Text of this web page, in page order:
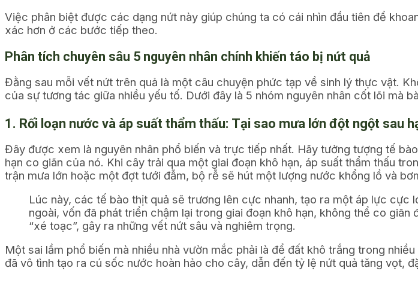
Việc phân biệt được các dạng nứt này giúp chúng ta có cái nhìn đầu tiên để
xác hơn ở các bước tiếp theo.
Phân tích chuyên sâu 5 nguyên nhân chính khiến táo bị nứt quả
Đằng sau mỗi vết nứt trên quả là một câu chuyện phức tạp về sinh lý thực vật.
của sự tương tác giữa nhiều yếu tố. Dưới đây là 5 nhóm nguyên nhân cốt lõi mà
1. Rối loạn nước và áp suất thẩm thấu: Tại sao mưa lớn đột ngột sau
Đây được xem là nguyên nhân phổ biến và trực tiếp nhất. Hãy tưởng tượng tế
hạn co giãn của nó. Khi cây trải qua một giai đoạn khô hạn, áp suất thẩm thấu
trận mưa lớn hoặc một đợt tưới đẫm, bộ rễ sẽ hút một lượng nước khổng lồ và
Lúc này, các tế bào thịt quả sẽ trương lên cực nhanh, tạo ra một áp lực cực
ngoài, vốn đã phát triển chậm lại trong giai đoạn khô hạn, không thể co
“xé toạc”, gây ra những vết nứt sâu và nghiêm trọng.
Một sai lầm phổ biến mà nhiều nhà vườn mắc phải là để đất khô trắng trong
đã vô tình tạo ra cú sốc nước hoàn hảo cho cây, dẫn đến tỷ lệ nứt quả tăng vọt,